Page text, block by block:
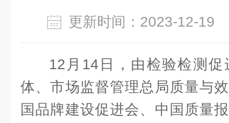
更新时间：2023-12-
12月14日，由检验检测
体、市场监督管理总局质量与
国品牌建设促进会、中国质量